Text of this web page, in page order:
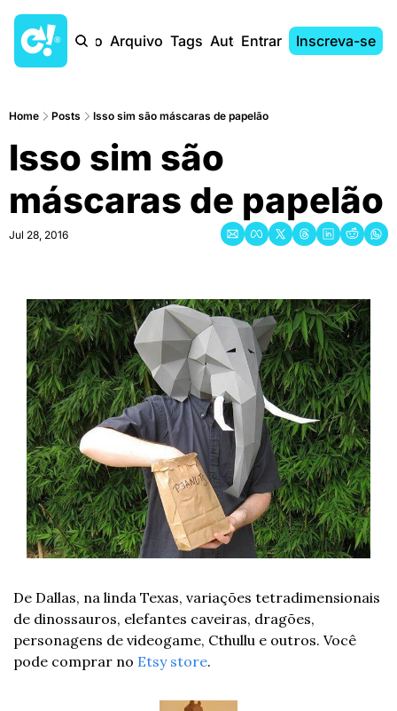
Início Arquivo Tags AutoresEntrar Inscreva-se
Home Posts Isso sim são máscaras de papelão
Isso sim são
máscaras de papelão
Jul 28, 2016
De Dallas, na linda Texas, variações tetradimensionais
de dinossauros, elefantes caveiras, dragões,
personagens de videogame, Cthullu e outros. Você
pode comprar no Etsy store.